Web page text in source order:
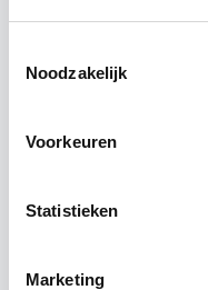
Noodzakelijk
Voorkeuren
Statistieken
Marketing
Houten